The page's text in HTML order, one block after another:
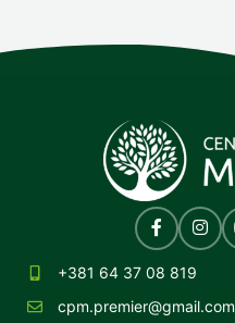
+381 64 37 08 819
cpm.premier@gmail.com